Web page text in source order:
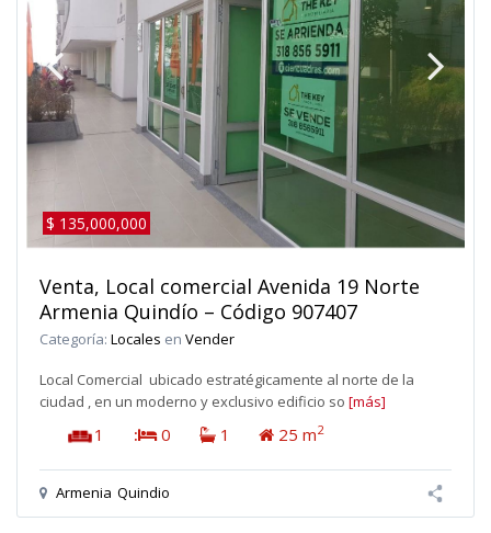
$ 135,000,000
Venta, Local comercial Avenida 19 Norte
Armenia Quindío – Código 907407
Categoría: Locales en Vender
Local Comercial ubicado estratégicamente al norte de la
ciudad , en un moderno y exclusivo edificio so [más]
1 : 0 1 25 m2
Armenia Quindio